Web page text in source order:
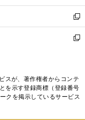
開
く
ウ
で
開
く
ン
ド
ウ
で
ウ
ィ
ン
ド
く
新
し
い
ド
ウ
で
新
ィ
ン
ド
スが、著作権者からコンテ
を示す登録商標（登録番号
クを掲示しているサービス